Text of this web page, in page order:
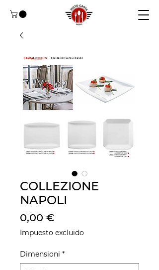
COLLEZIONE
NAPOLI
0,00 €
Impuesto excluido
Dimensioni *